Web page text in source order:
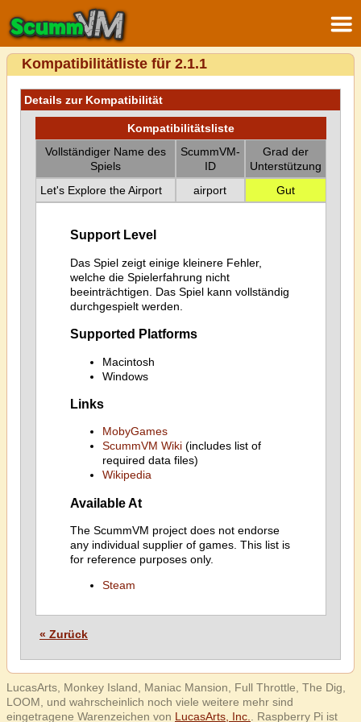
Kompatibilitätliste für 2.1.1
Details zur Kompatibilität
Kompatibilitätsliste
Vollständiger Name des
Spiels
ScummVM-
ID
Grad der
Unterstützung
Let's Explore the Airport
airport Gut
Support Level
Das Spiel zeigt einige kleinere Fehler,
welche die Spielerfahrung nicht
beeinträchtigen. Das Spiel kann vollständig
durchgespielt werden.
Supported Platforms
Macintosh
Windows
Links
MobyGames
ScummVM Wiki(includes list of
required data files)
Wikipedia
Available At
The ScummVM project does not endorse
any individual supplier of games. This list is
for reference purposes only.
Steam
« Zurück
LucasArts, Monkey Island, Maniac Mansion, Full Throttle, The Dig,
LOOM, und wahrscheinlich noch viele weitere mehr sind
eingetragene Warenzeichen von LucasArts, Inc. . Raspberry Pi ist